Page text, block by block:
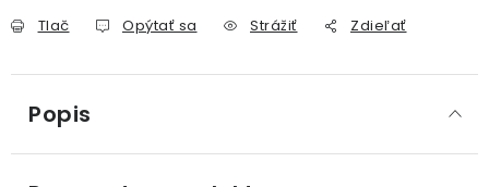
Tlač Opýtať sa Strážiť Zdieľať
Popis